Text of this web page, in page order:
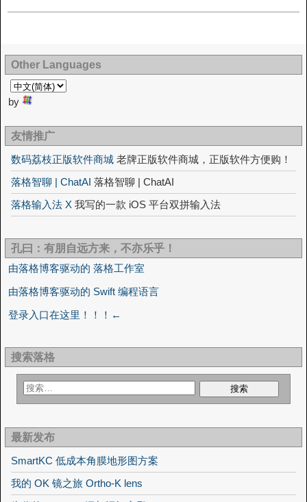
Other Languages
by
友情推广
数码荔枝正版软件商城 老牌正版软件商城，正版软件方便购！
落格智聊 | ChatAI 落格智聊 | ChatAI
落格输入法 X 我写的一款 iOS 平台双拼输入法
孔曰：有朋自远方来，不亦乐乎！
由落格博客驱动的 落格工作室
由落格博客驱动的 Swift 编程语言
登录入口在这里！！！←
搜索落格
最新发布
SmartKC 低成本角膜地形图方案
我的 OK 镜之旅 Ortho-K lens